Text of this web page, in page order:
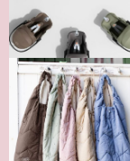
Vložením
osobných údajov